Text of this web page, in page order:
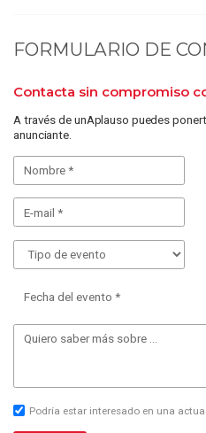
FORMULARIO DE
Contacta sin compromiso
A través de unAplauso puedes
anunciante.
Fecha del evento *
Podría estar interesado en una